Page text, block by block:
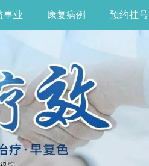
事业 康复病例 预约挂号